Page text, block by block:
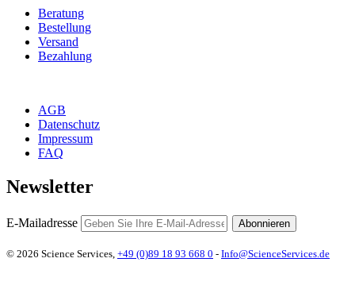
Beratung
Bestellung
Versand
Bezahlung
AGB
Datenschutz
Impressum
FAQ
Newsletter
E-Mailadresse Abonnieren
© 2026 Science Services, +49 (0)89 18 93 668 0 - Info@ScienceServices.de